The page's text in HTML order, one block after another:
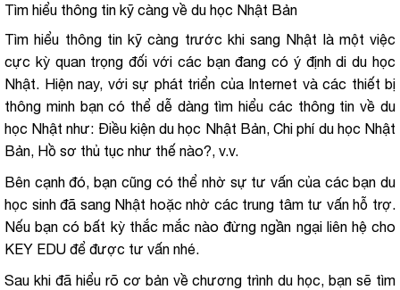
Tìm hiểu thông tin kỹ càng về du học Nhật Bản
Tìm hiểu thông tin kỹ càng trước khi sang Nhật là một việc
cực kỳ quan trọng đối với các bạn đang có ý định di du học
Nhật. Hiện nay, với sự phát triển của Internet và các thiết bị
thông minh bạn có thể dễ dàng tìm hiểu các thông tin về du
học Nhật như: Điều kiện du học Nhật Bản, Chi phí du học Nhật
Bản, Hồ sơ thủ tục như thế nào?, v.v.
Bên cạnh đó, bạn cũng có thể nhờ sự tư vấn của các bạn du
học sinh đã sang Nhật hoặc nhờ các trung tâm tư vấn hỗ trợ.
Nếu bạn có bất kỳ thắc mắc nào đừng ngần ngại liên hệ cho
KEY EDU để được tư vấn nhé.
Sau khi đã hiểu rõ cơ bản về chương trình du học, bạn sẽ tìm